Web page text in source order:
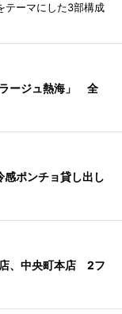
テーマにした3部構成
ージュ熱海」 全
ポンチョ貸し出し
、中央町本店 2フ